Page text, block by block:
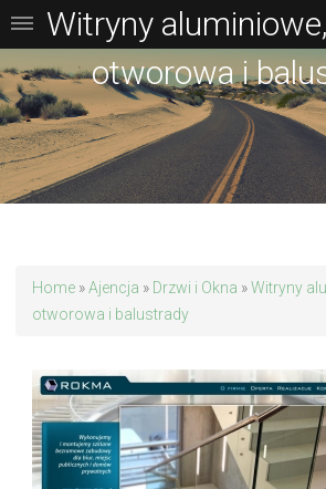
Home »Ajencja » Drzwi i Okna »Witryny
otworowa i balustrady
Witryny
otworowa i